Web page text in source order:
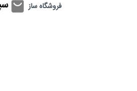
فروشگاه ساز